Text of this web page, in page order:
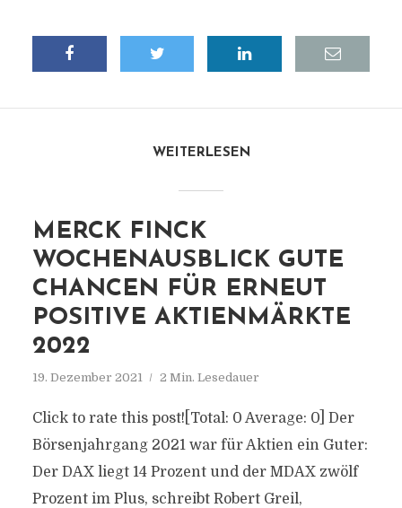
WEITERLESEN
MERCK FINCK
WOCHENAUSBLICK GUTE
CHANCEN FÜR ERNEUT
POSITIVE AKTIENMÄRKTE
2022
19. Dezember 2021 2 Min. Lesedauer
Click to rate this post![Total: 0 Average: 0] Der
Börsenjahrgang 2021 war für Aktien ein Guter:
Der DAX liegt 14 Prozent und der MDAX zwölf
Prozent im Plus, schreibt Robert Greil,